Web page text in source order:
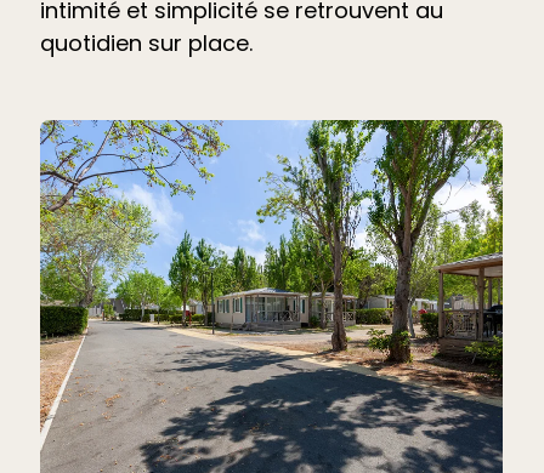
intimité et simplicité se retrouvent au
quotidien sur place.